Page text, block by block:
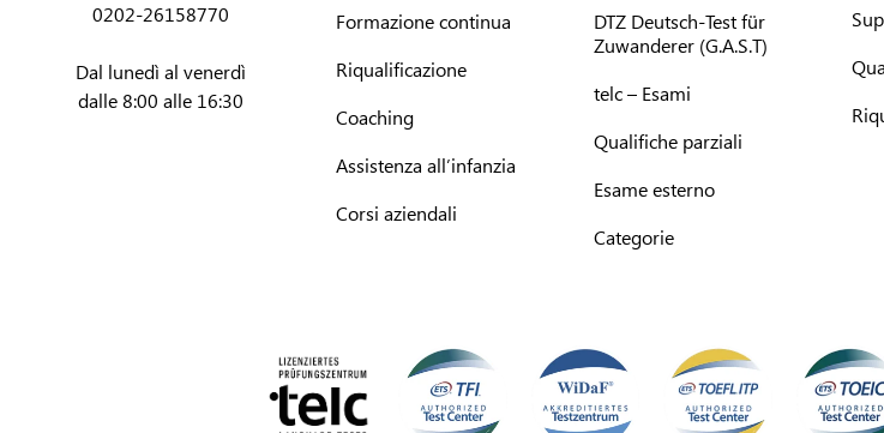
0202-26158770
Dal lunedì al venerdì
dalle 8:00 alle 16:30
Formazione continua
Riqualificazione
Coaching
Assistenza all’infanzia
Corsi aziendali
DTZ Deutsch-Test für
Zuwanderer (G.A.S.T)
telc – Esami
Qualifiche parziali
Esame esterno
Categorie